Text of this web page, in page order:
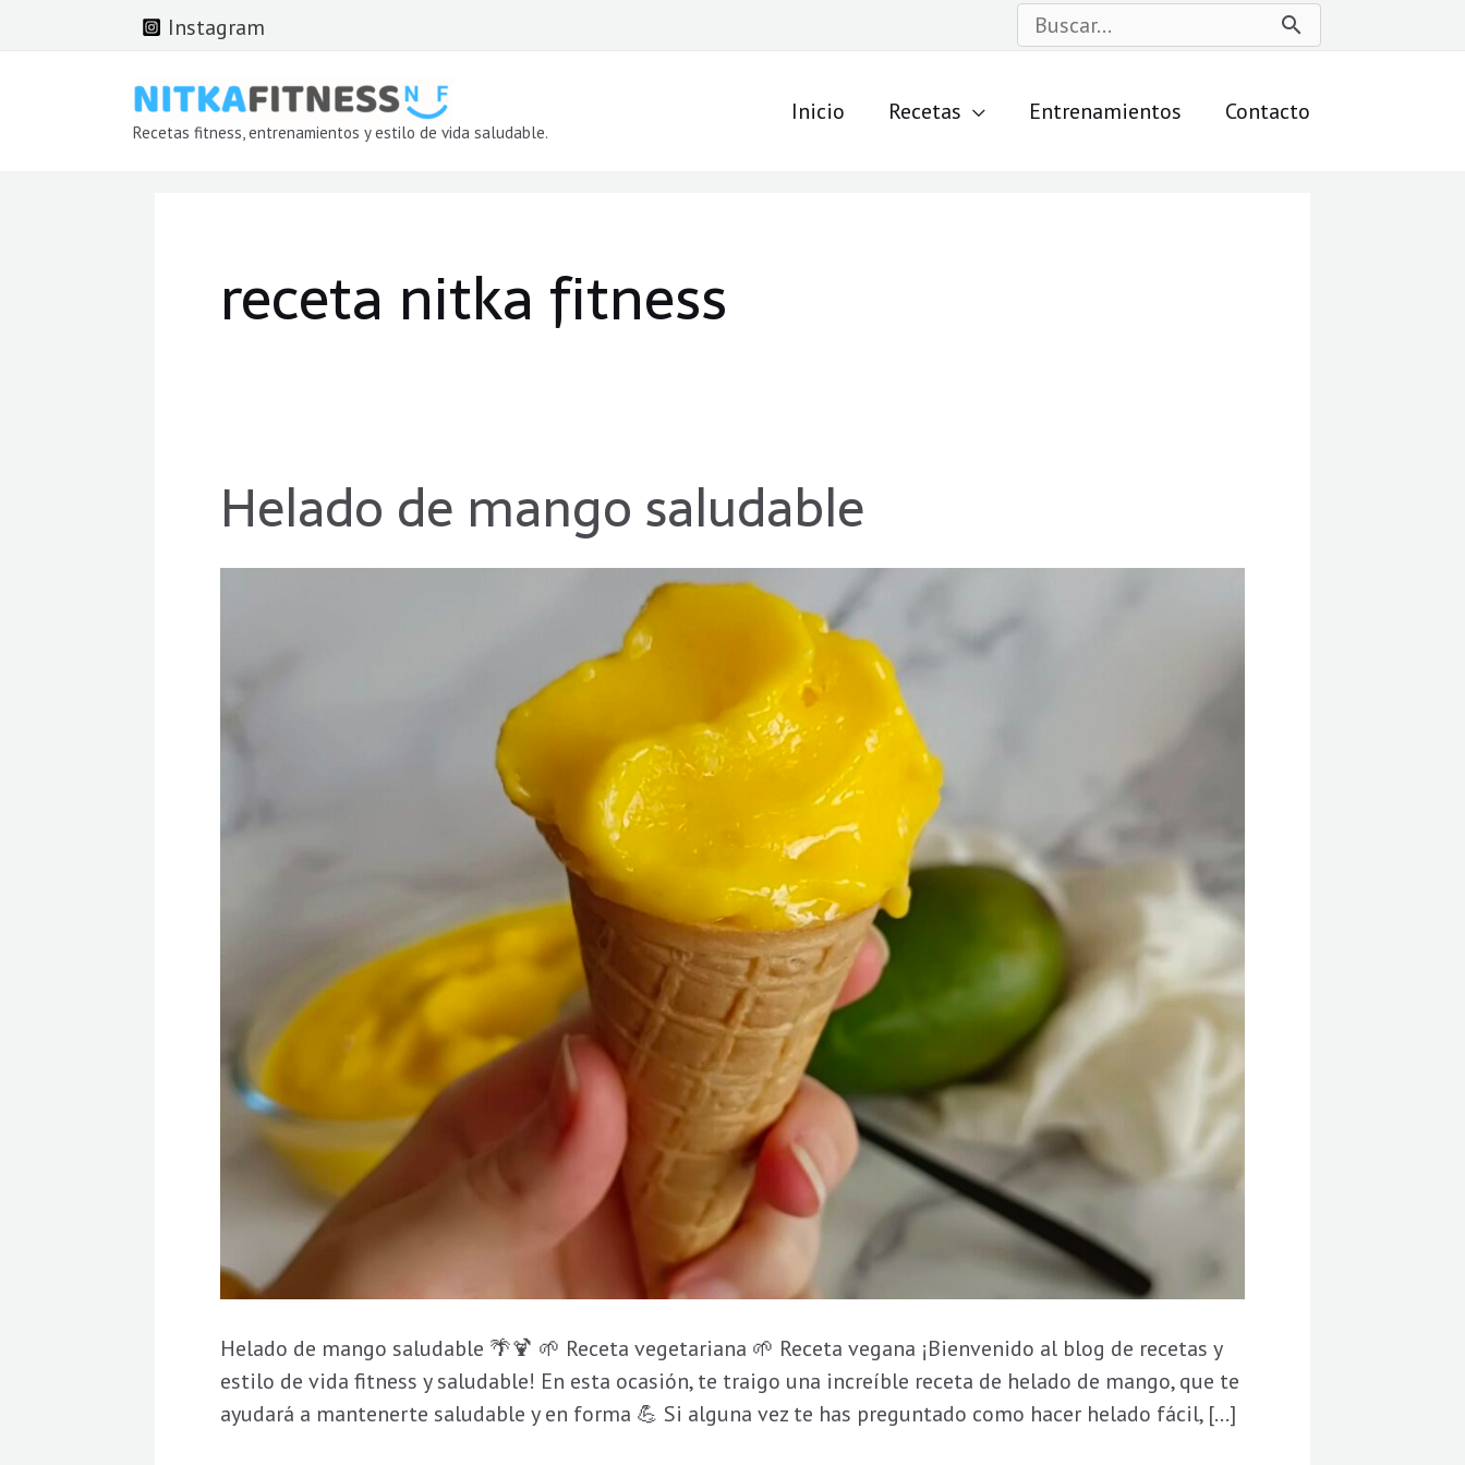
Instagram
Buscar
Recetas fitness, entrenamientos y estilo de vida saludable.
Inicio Recetas Entrenamientos Contacto
receta nitka fitness
Helado de mango saludable
Helado de mango saludable 🌴🍹 🌱 Receta vegetariana 🌱 Receta vegana ¡Bienvenido al blog de recetas y
estilo de vida fitness y saludable! En esta ocasión, te traigo una increíble receta de helado de mango, que te
ayudará a mantenerte saludable y en forma 💪 Si alguna vez te has preguntado como hacer helado fácil, […]
Helado
de